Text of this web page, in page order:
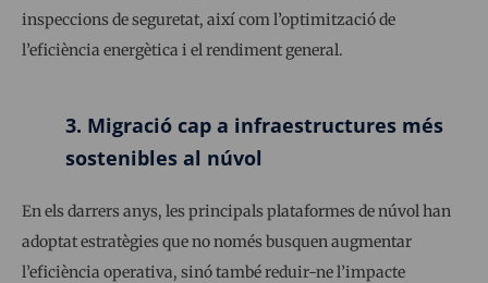
inspeccions de seguretat, així com l’optimització de
l’eficiència energètica i el rendiment general.
3. Migració cap a infraestructures més
sostenibles al núvol
En els darrers anys, les principals plataformes de núvol han
adoptat estratègies que no només busquen augmentar
l’eficiència operativa, sinó també reduir-ne l’impacte